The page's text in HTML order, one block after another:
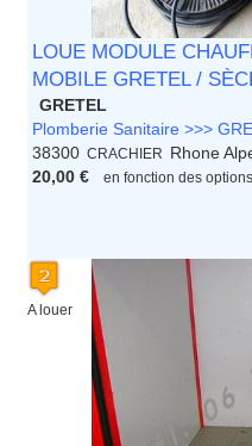
Pays de la Loire
Picardie
Poitou Charentes
Principauté de Monaco
Provence Alpes Cote
Italie
Rhone Alpes
LOUE MODULE
MOBILE GRETEL /
GRETEL
Plomberie Sanitaire >>>
38300 CRACHIER Rhone
20,00 €
en fonction des options
A louer